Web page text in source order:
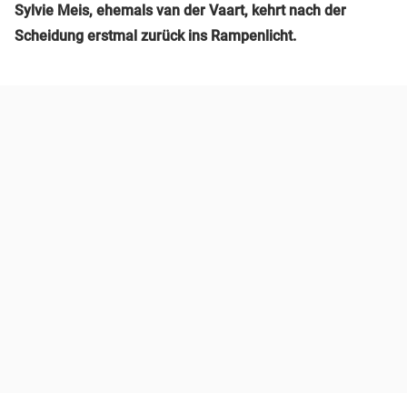
Sylvie Meis, ehemals van der Vaart, kehrt nach der
Scheidung erstmal zurück ins Rampenlicht.